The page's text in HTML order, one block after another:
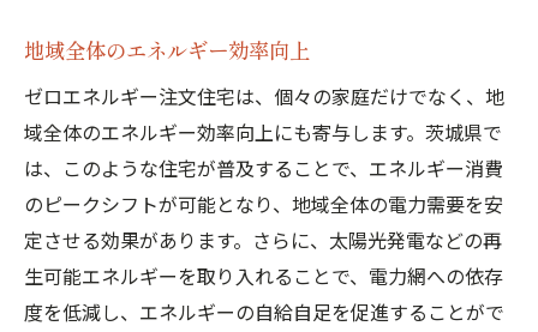
地域全体のエネルギー効率向上
ゼロエネルギー注文住宅は、個々の家庭だけでなく、地
域全体のエネルギー効率向上にも寄与します。茨城県で
は、このような住宅が普及することで、エネルギー消費
のピークシフトが可能となり、地域全体の電力需要を安
定させる効果があります。さらに、太陽光発電などの再
生可能エネルギーを取り入れることで、電力網への依存
度を低減し、エネルギーの自給自足を促進することがで